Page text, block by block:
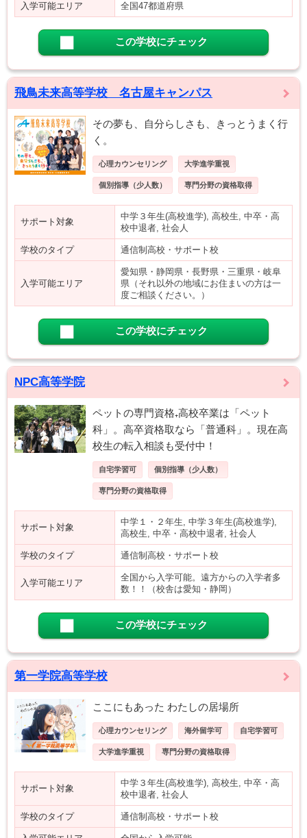
入学可能エリア 全国47都道府県
この学校にチェック
飛鳥未来高等学校 名古屋キャンパス
その夢も、自分らしさも、きっとうまく行
く。
心理カウンセリング 大学進学重視
個別指導（少人数） 専門分野の資格取得
サポート対象
中学３年生(高校進学), 高校生, 中卒・高
校中退者, 社会人
学校のタイプ 通信制高校・サポート校
入学可能エリア
愛知県・静岡県・長野県・三重県・岐阜
県（それ以外の地域にお住まいの方は一
度ご相談ください。）
この学校にチェック
NPC高等学院
ペットの専門資格₊高校卒業は「ペット
科」。高卒資格取なら「普通科」。現在高
校生の転入相談も受付中！
自宅学習可 個別指導（少人数）
専門分野の資格取得
サポート対象
中学１・２年生, 中学３年生(高校進学),
高校生, 中卒・高校中退者, 社会人
学校のタイプ 通信制高校・サポート校
入学可能エリア
全国から入学可能。遠方からの入学者多
数！！（校舎は愛知・静岡）
この学校にチェック
第一学院高等学校
ここにもあった わたしの居場所
心理カウンセリング 海外留学可 自宅学習可
大学進学重視 専門分野の資格取得
サポート対象
中学３年生(高校進学), 高校生, 中卒・高
校中退者, 社会人
学校のタイプ 通信制高校・サポート校